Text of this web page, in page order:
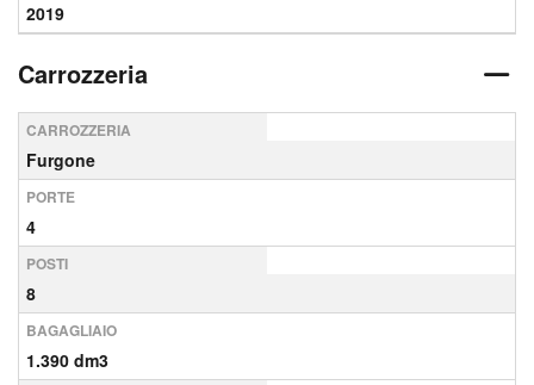
2019
Carrozzeria
CARROZZERIA
Furgone
PORTE
4
POSTI
8
BAGAGLIAIO
1.390 dm3